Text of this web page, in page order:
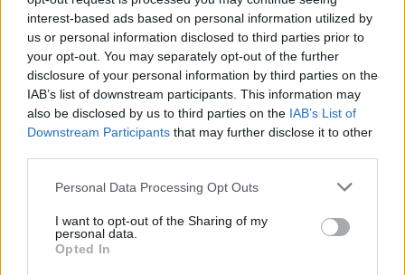
interest-based ads based on personal information utilized by
us or personal information disclosed to third parties prior to
your opt-out. You may separately opt-out of the further
disclosure of your personal information by third parties on the
IAB’s list of downstream participants. This information may
also be disclosed by us to third parties on the IAB’s List of
Downstream Participants that may further disclose it to other
Personal Data Processing Opt Outs
I want to opt-out of the Sharing of my
personal data.
Opted In
05.08.2026 / 11:30